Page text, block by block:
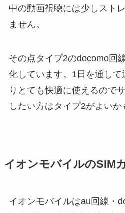
中の動画視聴には少しスト
ません。
その点タイプ2のdocomo回
化しています。1日を通して
りとても快適に使えるので
したい方はタイプ2がよいか
イオンモバイルのSIM
イオンモバイルはau回線・